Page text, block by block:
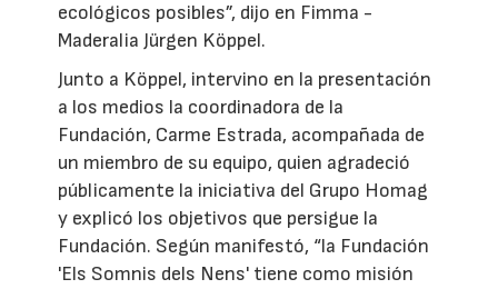
ecológicos posibles”, dijo en Fimma -
Maderalia Jürgen Köppel.
Junto a Köppel, intervino en la presentación
a los medios la coordinadora de la
Fundación, Carme Estrada, acompañada de
un miembro de su equipo, quien agradeció
públicamente la iniciativa del Grupo Homag
y explicó los objetivos que persigue la
Fundación. Según manifestó, “la Fundación
'Els Somnis dels Nens' tiene como misión